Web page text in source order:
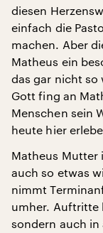
diesen
einfach die
machen. Aber
Matheus ein
das gar nicht so
Gott fing an
Menschen sein
heute hier
Matheus Mutter
auch so etwas
nimmt
umher. Auftritte
sondern auch in